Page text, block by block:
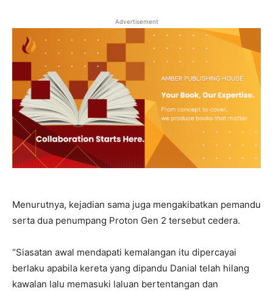
Advertisement
Menurutnya, kejadian sama juga mengakibatkan pemandu
serta dua penumpang Proton Gen 2 tersebut cedera.
“Siasatan awal mendapati kemalangan itu dipercayai
berlaku apabila kereta yang dipandu Danial telah hilang
kawalan lalu memasuki laluan bertentangan dan